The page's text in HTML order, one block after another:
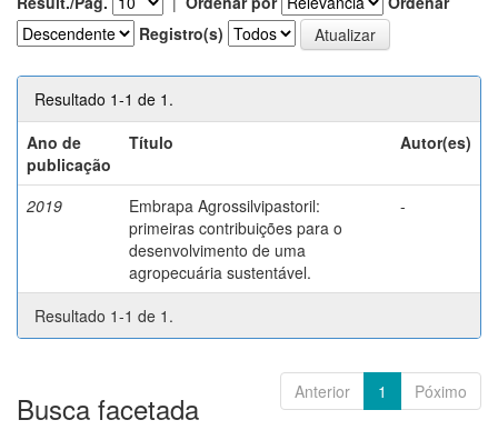
Registro(s)
Resultado 1-1 de 1.
Ano de
publicação
Título Autor(es)
2019
Embrapa Agrossilvipastoril:
primeiras contribuições para o
desenvolvimento de uma
agropecuária sustentável.
-
Resultado 1-1 de 1.
Anterior 1 Póximo
Busca facetada